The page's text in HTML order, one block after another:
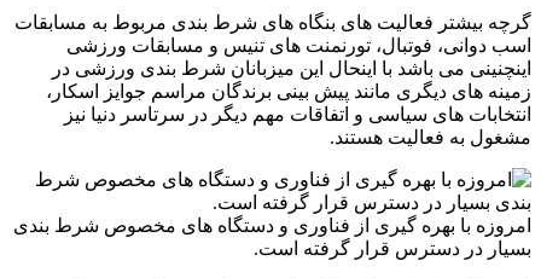
گرچه بیشتر فعالیت های بنگاه های شرط بندی مربوط به مسابقات
اسب دوانی، فوتبال، تورنمنت های تنیس و مسابقات ورزشی
اینچنینی می باشد با اینحال این میزبانان شرط بندی ورزشی در
زمینه های دیگری مانند پیش بینی برندگان مراسم جوایز اسکار،
انتخابات های سیاسی و اتفاقات مهم دیگر در سرتاسر دنیا نیز
مشغول به فعالیت هستند.
امروزه با بهره گیری از فناوری و دستگاه های مخصوص شرط بندی
بسیار در دسترس قرار گرفته است.